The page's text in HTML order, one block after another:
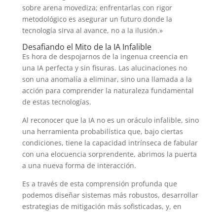
sobre arena movediza; enfrentarlas con rigor
metodológico es asegurar un futuro donde la
tecnología sirva al avance, no a la ilusión.»
Desafiando el Mito de la IA Infalible
Es hora de despojarnos de la ingenua creencia en
una IA perfecta y sin fisuras. Las alucinaciones no
son una anomalía a eliminar, sino una llamada a la
acción para comprender la naturaleza fundamental
de estas tecnologías.
Al reconocer que la IA no es un oráculo infalible, sino
una herramienta probabilística que, bajo ciertas
condiciones, tiene la capacidad intrínseca de fabular
con una elocuencia sorprendente, abrimos la puerta
a una nueva forma de interacción.
Es a través de esta comprensión profunda que
podemos diseñar sistemas más robustos, desarrollar
estrategias de mitigación más sofisticadas, y, en